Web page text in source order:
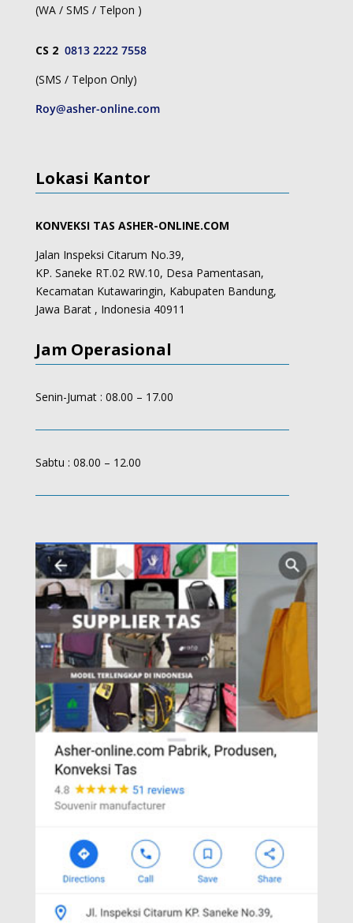
(WA / SMS / Telpon )
CS 2 0813 2222 7558
(SMS / Telpon Only)
Roy@asher-online.com
Lokasi Kantor
KONVEKSI TAS ASHER-ONLINE.COM
Jalan Inspeksi Citarum No.39,
KP. Saneke RT.02 RW.10, Desa Pamentasan,
Kecamatan Kutawaringin, Kabupaten Bandung,
Jawa Barat , Indonesia 40911
Jam Operasional
Senin-Jumat : 08.00 – 17.00
Sabtu : 08.00 – 12.00